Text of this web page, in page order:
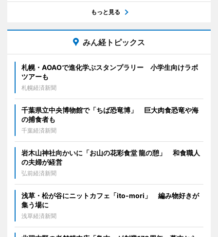
もっと見る
みん経トピックス
札幌・AOAOで進化学ぶスタンプラリー 小学生向けラボ
ツアーも
札幌経済新聞
千葉県立中央博物館で「ちば恐竜博」 巨大肉食恐竜や海
の捕食者も
千葉経済新聞
岩木山神社向かいに「お山の花彩食堂 龍の憩」 和食職人
の夫婦が経営
弘前経済新聞
浅草・松が谷にニットカフェ「ito-mori」 編み物好きが
集う場に
浅草経済新聞